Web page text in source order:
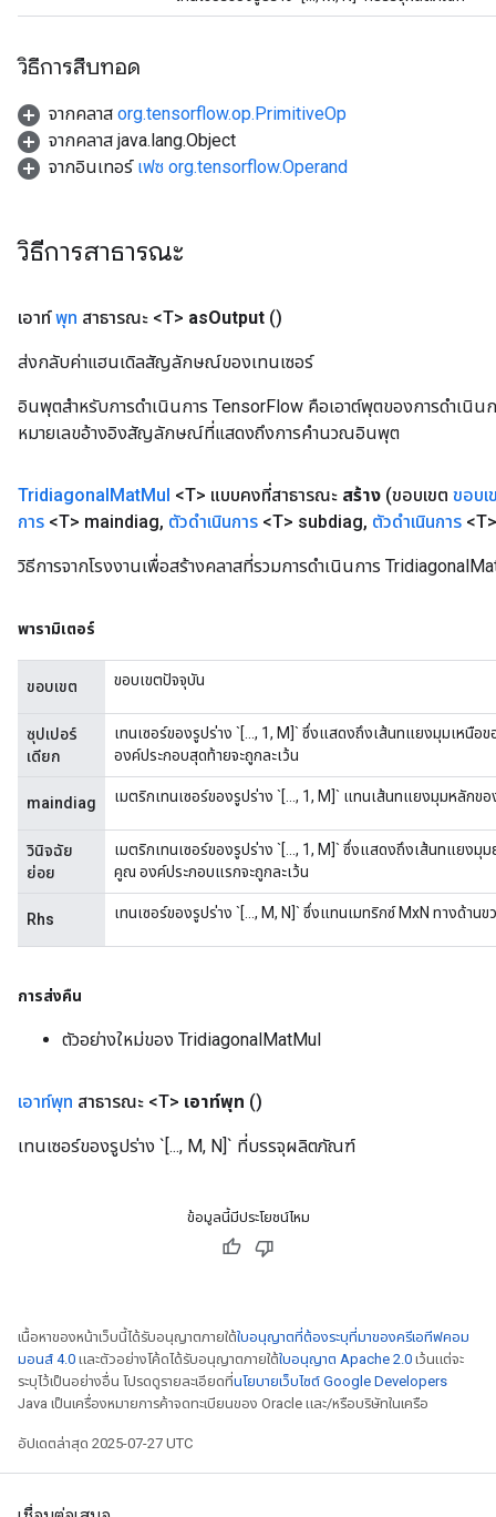
วิธีการสืบทอด
จากคลาส org.tensorflow.op.PrimitiveOp
จากคลาส java.lang.Object
จากอินเทอร์ เฟซ org.tensorflow.Operand
วิธีการสาธารณะ
เอาท์พุท สาธารณะ <T> asOutput ()
ส่งกลับค่าแฮนเดิลสัญลักษณ์ของเทนเซอร์
อินพุตสำหรับการดำเนินการ TensorFlow คือเอาต์พุตของการดำเนิน
หมายเลขอ้างอิงสัญลักษณ์ที่แสดงถึงการคำนวณอินพุต
TridiagonalMatMul <T> แบบคงที่สาธารณะ สร้าง (ขอบเขต ขอบเ
การ <T> maindiag, ตัวดำเนินการ <T> subdiag, ตัวดำเนินการ
วิธีการจากโรงงานเพื่อสร้างคลาสที่รวมการดำเนินการ
พารามิเตอร์
ขอบเขต ขอบเขตปัจจุบัน
ซุปเปอร์
เดียก
เทนเซอร์ของรูปร่าง `[..., 1, M]` ซึ่งแสดงถึงเส้นทแยงมุมเหนื
องค์ประกอบสุดท้ายจะถูกละเว้น
maindiag เมตริกเทนเซอร์ของรูปร่าง `[..., 1, M]` แทนเส้นทแยงมุมหลัก
วินิจฉัย
ย่อย
เมตริกเทนเซอร์ของรูปร่าง `[..., 1, M]` ซึ่งแสดงถึงเส้นทแยง
คูณ องค์ประกอบแรกจะถูกละเว้น
Rhs เทนเซอร์ของรูปร่าง `[..., M, N]` ซึ่งแทนเมทริกซ์ MxN ทางด้าน
การส่งคืน
ตัวอย่างใหม่ของ TridiagonalMatMul
เอาท์พุท สาธารณะ <T> เอาท์พุท ()
เทนเซอร์ของรูปร่าง `[..., M, N]` ที่บรรจุผลิตภัณฑ์
ข้อมูลนี้มีประโยชน์ไหม
เนื้อหาของหน้าเว็บนี้ได้รับอนุญาตภายใต้ใบอนุญาตที่ต้องระบุที่มาของครีเอทีฟคอม
มอนส์ 4.0 และตัวอย่างโค้ดได้รับอนุญาตภายใต้ใบอนุญาต Apache 2.0 เว้นแต่จะ
ระบุไว้เป็นอย่างอื่น โปรดดูรายละเอียดที่นโยบายเว็บไซต์ Google Developers
Java เป็นเครื่องหมายการค้าจดทะเบียนของ Oracle และ/หรือบริษัทในเครือ
อัปเดตล่าสุด 2025-07-27 UTC